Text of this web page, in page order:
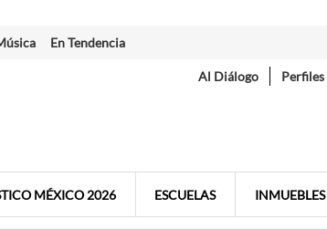
En Tendencia
Al Diálogo Perfiles
MÉXICO 2026 ESCUELAS INMUEBLES